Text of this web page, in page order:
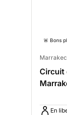
🚨 Bons
Circuit
En